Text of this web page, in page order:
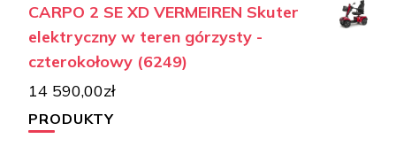
CARPO 2 SE XD VERMEIREN Skuter
elektryczny w teren górzysty -
czterokołowy (6249)
14 590,00zł
PRODUKTY